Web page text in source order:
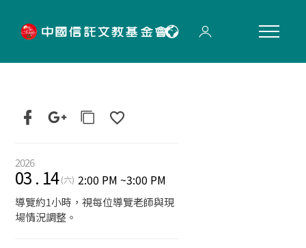
2026
03 . 14 (六) 2:00 PM ~3:00 PM
導覽約1小時，視每位導覽老師與現
場情況調整。